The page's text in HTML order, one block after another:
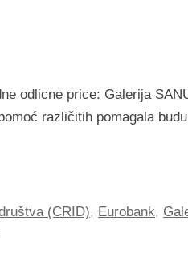
odlicne price: Galerija
različitih pomagala
(CRID), Eurobank,